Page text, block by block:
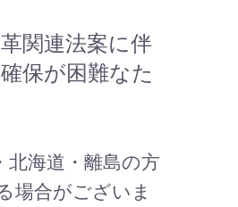
関連法案に伴
保が困難なた
北海道・離島の方
場合がございま